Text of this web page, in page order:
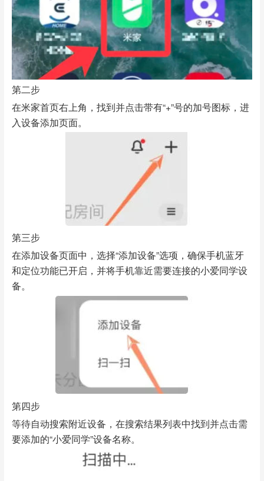
第二步
在米家首页右上角，找到并点击带有“+”号的加号图标，进
入设备添加页面。
第三步
在添加设备页面中，选择“添加设备”选项，确保手机蓝牙
和定位功能已开启，并将手机靠近需要连接的小爱同学设
备。
第四步
等待自动搜索附近设备，在搜索结果列表中找到并点击需
要添加的“小爱同学”设备名称。